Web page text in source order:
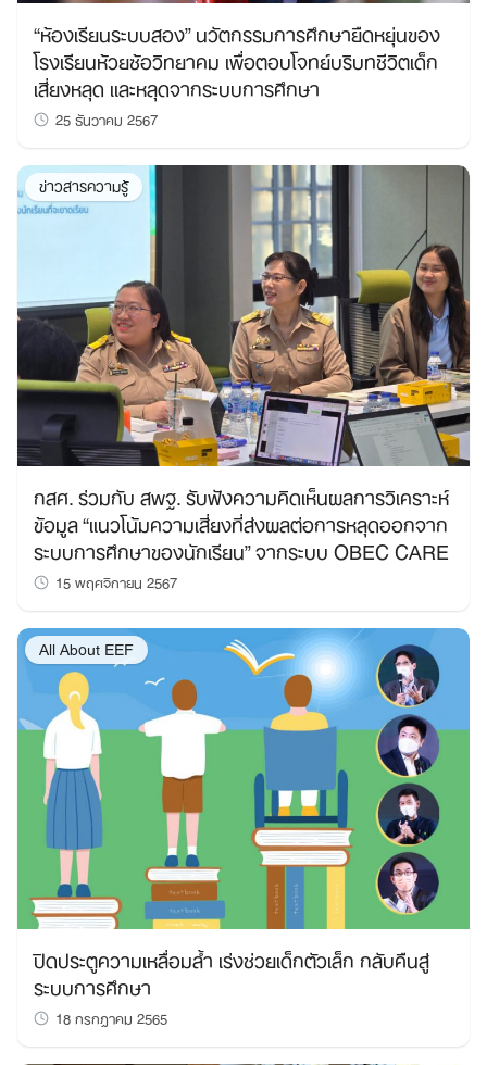
“ห้องเรียนระบบสอง” นวัตกรรมการศึกษายืดหยุ่นของ
โรงเรียนห้วยซ้อวิทยาคม เพื่อตอบโจทย์บริบทชีวิตเด็ก
เสี่ยงหลุด และหลุดจากระบบการศึกษา
25 ธันวาคม 2567
ข่าวสารความรู้
กสศ. ร่วมกับ สพฐ. รับฟังความคิดเห็นผลการวิเคราะห์
ข้อมูล “แนวโน้มความเสี่ยงที่ส่งผลต่อการหลุดออกจาก
ระบบการศึกษาของนักเรียน” จากระบบ OBEC CARE
15 พฤศจิกายน 2567
All About EEF
ปิดประตูความเหลื่อมล้ำ เร่งช่วยเด็กตัวเล็ก กลับคืนสู่
ระบบการศึกษา
18 กรกฎาคม 2565